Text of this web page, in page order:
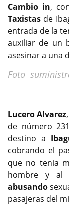
Cambio in,
Taxistas de
entrada de la
auxiliar de un
asesinar a una
Foto
Lucero Alvarez
de número
destino a
cobrando el
que no tenia
hombre y al
abusando
pasajeras del